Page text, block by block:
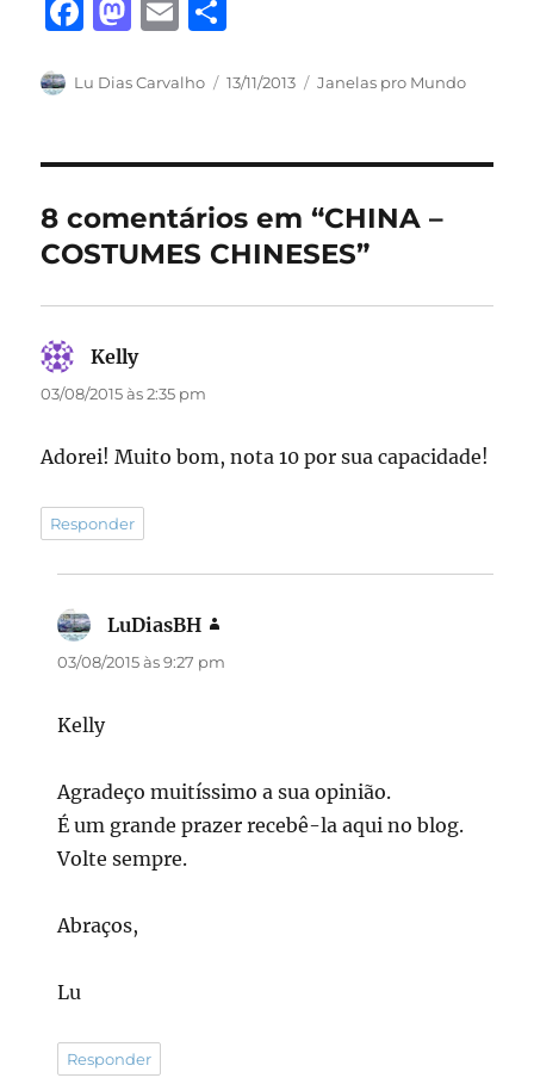
F
c
b
o
o
k
M
st
d
o
n
E
ai a
Autor
Lu Dias Carvalho
Publicado
13/11/2013 Categorias
Janelas pro Mundo
8 comentários em “CHINA –
COSTUMES CHINESES”
Kellydisse:
03/08/2015 às 2:35 pm
Adorei! Muito bom, nota 10 por sua capacidade!
Responder
LuDiasBH
03/08/2015 às 9:27 pm
Kelly
Agradeço muitíssimo a sua opinião.
É um grande prazer recebê-la aqui no blog.
Volte sempre.
Abraços,
Lu
Responder